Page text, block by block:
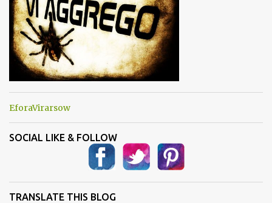
EforaVirarsow
SOCIAL LIKE & FOLLOW
TRANSLATE THIS BLOG